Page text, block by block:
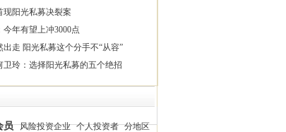
现阳光私募决裂案
今年有望上冲3000点
出走 阳光私募这个分手不“从容”
卫玲：选择阳光私募的五个绝招
员 风险投资企业 个人投资者 分地区